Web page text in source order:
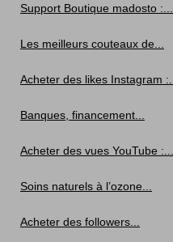
Support Boutique madosto :...
Les meilleurs couteaux de...
Acheter des likes Instagram :...
Banques, financement...
Acheter des vues YouTube :...
Soins naturels à l’ozone...
Acheter des followers...